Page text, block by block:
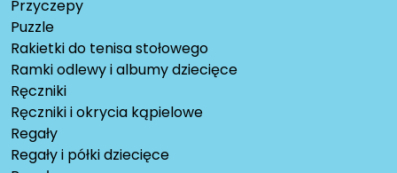
Przyczepy
Puzzle
Rakietki do tenisa stołowego
Ramki odlewy i albumy dziecięce
Ręczniki
Ręczniki i okrycia kąpielowe
Regały
Regały i półki dziecięce